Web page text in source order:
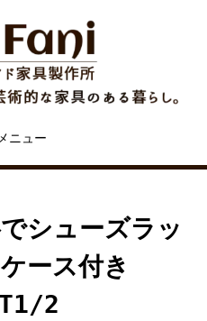
シューズラッ
ース付き
2